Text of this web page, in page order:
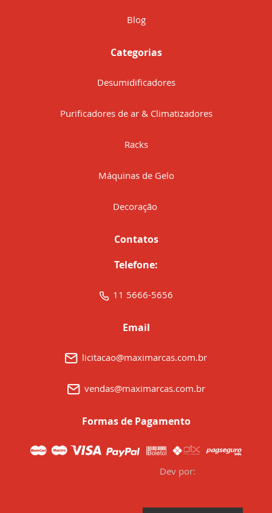
Blog
Categorias
Desumidificadores
Purificadores de ar & Climatizadores
Racks
Máquinas de Gelo
Decoração
Contatos
Telefone:
11 5666-5656
Email
licitacao@maximarcas.com.br
vendas@maximarcas.com.br
Formas de Pagamento
Dev por: